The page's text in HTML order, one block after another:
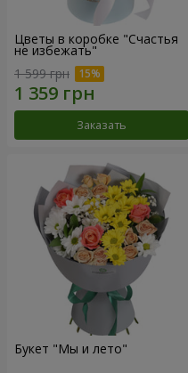
Цветы в коробке "Счастья
не избежать"
1 599 грн
Заказать
Букет "Мы и лето"